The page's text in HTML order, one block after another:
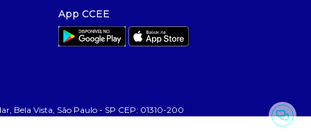
quinzenal
App CCEE
Bela Vista, São Paulo - SP CEP: 01310-200